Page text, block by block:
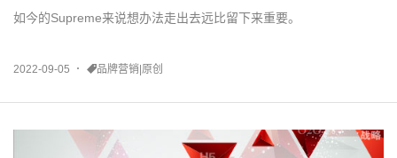
如今的Supreme来说想办法走出去远比留下来重要。
2022-09-05 品牌营销|原创